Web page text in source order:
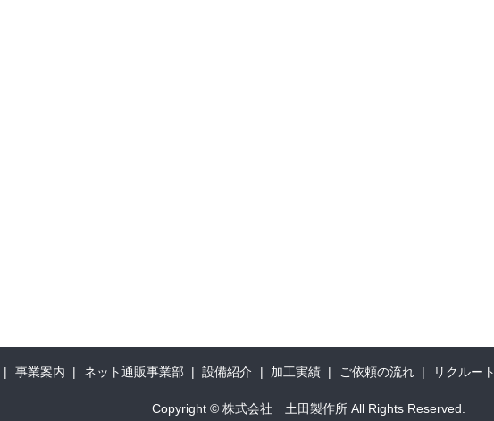
事業案内 ネット通販事業部 設備紹介 加工実績 ご依頼の流れ リクルート
Copyright © 株式会社 土田製作所 All Rights Reserved.